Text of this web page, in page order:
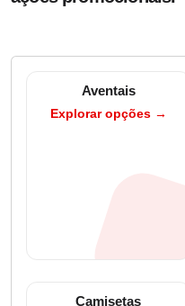
Aventais
Explorar opções →
Camisetas